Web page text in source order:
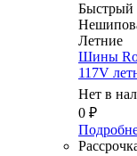
Быстрый
Летние
Шины
117V
Нет в
0 ₽